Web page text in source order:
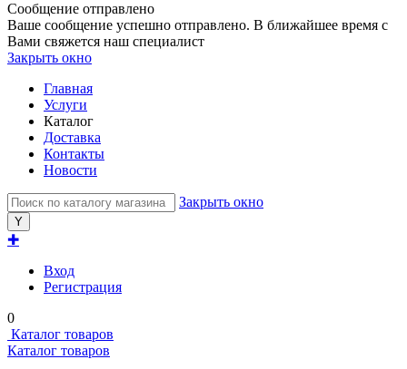
Сообщение отправлено
Ваше сообщение успешно отправлено. В ближайшее время с
Вами свяжется наш специалист
Закрыть окно
Главная
Услуги
Каталог
Доставка
Контакты
Новости
Закрыть окно
✚
Вход
Регистрация
0
Каталог товаров
Каталог товаров